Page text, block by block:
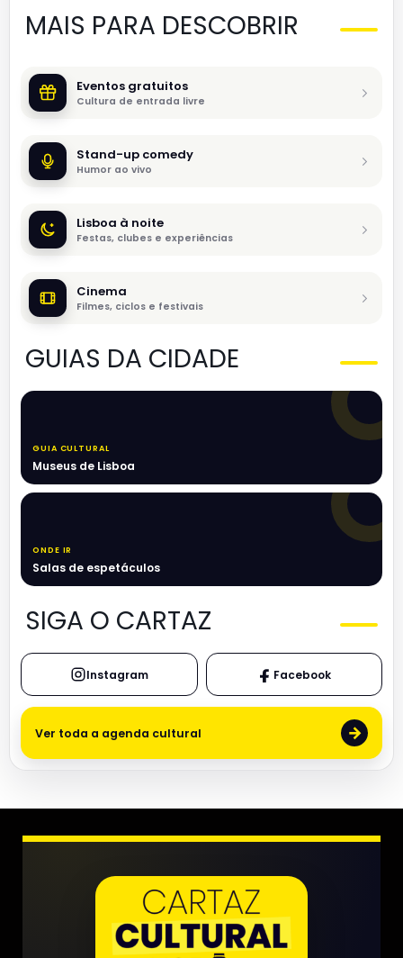
MAIS PARA DESCOBRIR
Eventos gratuitos
Cultura de entrada livre
Stand-up comedy
Humor ao vivo
Lisboa à noite
Festas, clubes e experiências
Cinema
Filmes, ciclos e festivais
GUIAS DA CIDADE
GUIA CULTURAL
Museus de Lisboa
ONDE IR
Salas de espetáculos
SIGA O CARTAZ
Instagram Facebook
Ver toda a agenda cultural →